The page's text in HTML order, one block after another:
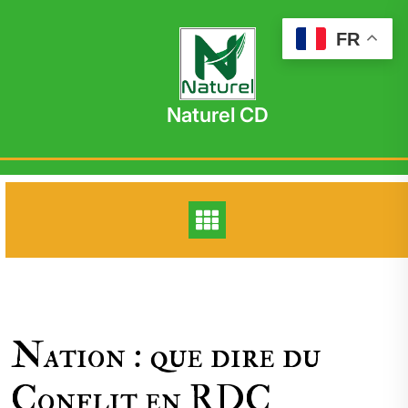
Naturel CD
Nation : que dire du
FR